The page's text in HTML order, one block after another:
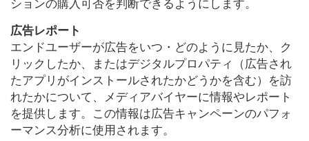
ションの購入可否を判断できるようにします。
広告レポート
エンドユーザーが広告をいつ・どのように見たか、ク
リックしたか、またはデジタルプロパティ（広告され
たアプリがインストールされたかどうかを含む）を訪
れたかについて、メディアバイヤーに情報やレポート
を提供します。この情報は広告キャンペーンのパフォ
ーマンス分析に使用されます。